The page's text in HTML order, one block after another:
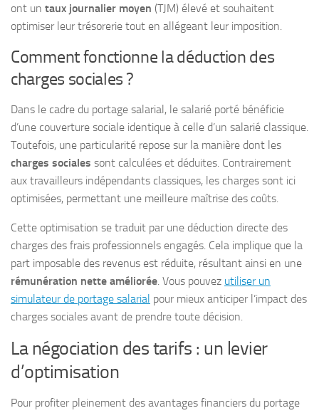
ont un taux journalier moyen (TJM) élevé et souhaitent
optimiser leur trésorerie tout en allégeant leur imposition.
Comment fonctionne la déduction des
charges sociales ?
Dans le cadre du portage salarial, le salarié porté bénéficie
d’une couverture sociale identique à celle d’un salarié classique.
Toutefois, une particularité repose sur la manière dont les
charges sociales sont calculées et déduites. Contrairement
aux travailleurs indépendants classiques, les charges sont ici
optimisées, permettant une meilleure maîtrise des coûts.
Cette optimisation se traduit par une déduction directe des
charges des frais professionnels engagés. Cela implique que la
part imposable des revenus est réduite, résultant ainsi en une
rémunération nette améliorée. Vous pouvez utiliser un
simulateur de portage salarial pour mieux anticiper l’impact des
charges sociales avant de prendre toute décision.
La négociation des tarifs : un levier
d’optimisation
Pour profiter pleinement des avantages financiers du portage